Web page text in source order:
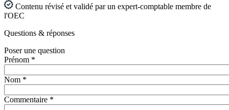
Contenu révisé et validé par un expert-comptable membre de
l'OEC
Questions & réponses
Poser une question
Prénom *
Nom *
Commentaire *